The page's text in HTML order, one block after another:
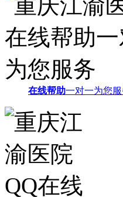
在线帮助一对一为您服